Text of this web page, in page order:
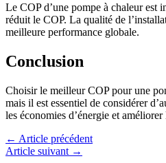
Le COP d’une pompe à chaleur est
réduit le COP. La qualité de
meilleure performance globale.
Conclusion
Choisir le meilleur COP pour une
mais il est essentiel de considérer
les économies d’énergie et
← Article précédent
Article suivant →